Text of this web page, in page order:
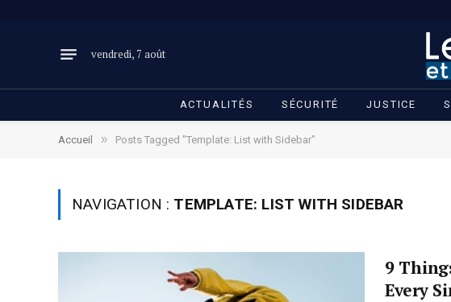
vendredi, 7 août
ACTUALITÉS SÉCURITÉ JUSTICE
Accueil » Posts Tagged "Template: List with Sidebar"
NAVIGATION : TEMPLATE: LIST WITH SIDEBAR
9
Every